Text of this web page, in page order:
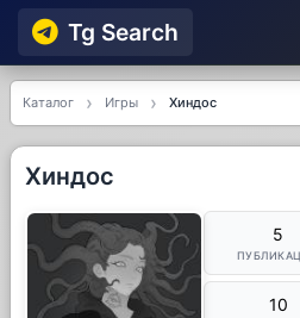
Tg Searсh
Каталог Игры Хиндос
Хиндос
5
10